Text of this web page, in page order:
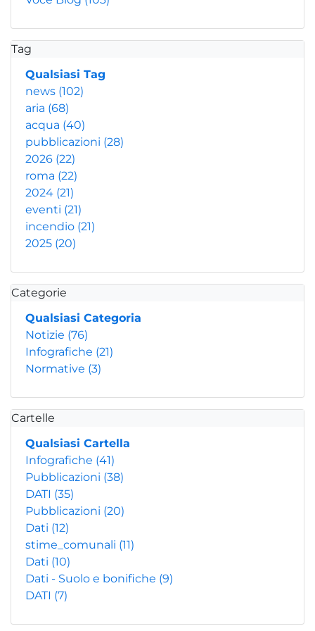
Tag
Qualsiasi Tag
news (102)
aria (68)
acqua (40)
pubblicazioni (28)
2026 (22)
roma (22)
2024 (21)
eventi (21)
incendio (21)
2025 (20)
Categorie
Qualsiasi Categoria
Notizie (76)
Infografiche (21)
Normative (3)
Cartelle
Qualsiasi Cartella
Infografiche (41)
Pubblicazioni (38)
DATI (35)
Pubblicazioni (20)
Dati (12)
stime_comunali (11)
Dati (10)
Dati - Suolo e bonifiche (9)
DATI (7)